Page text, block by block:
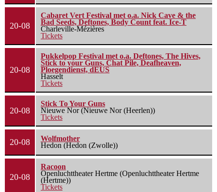
20-08
Cabaret Vert Festival met o.a. Nick Cave & the
Bad Seeds, Deftones, Body Count feat. Ice-T
Charleville-Mézières
Tickets
20-08
Pukkelpop Festival met o.a. Deftones, The Hives,
Stick to your Guns, Chat Pile, Deafheaven,
Ploegendienst, dEUS
Hasselt
Tickets
20-08
Stick To Your Guns
Nieuwe Nor (Nieuwe Nor (Heerlen))
Tickets
20-08
Wolfmother
Hedon (Hedon (Zwolle))
20-08
Racoon
Openluchttheater Hertme (Openluchttheater Hertme
(Hertme))
Tickets